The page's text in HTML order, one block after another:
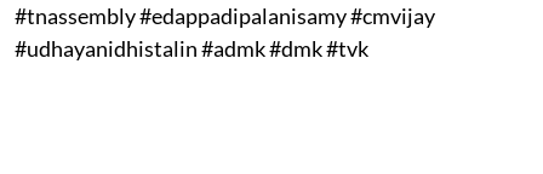
#tnassembly #edappadipalanisamy #cmvijay
#udhayanidhistalin #admk #dmk #tvk